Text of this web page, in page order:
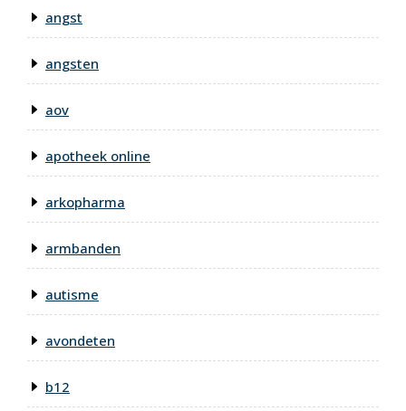
angst
angsten
aov
apotheek online
arkopharma
armbanden
autisme
avondeten
b12